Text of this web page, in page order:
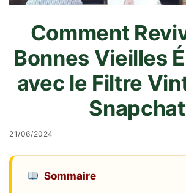
Comment
Bonnes Vieilles
avec le Filtre
Snapchat
21/06/2024
Sommaire